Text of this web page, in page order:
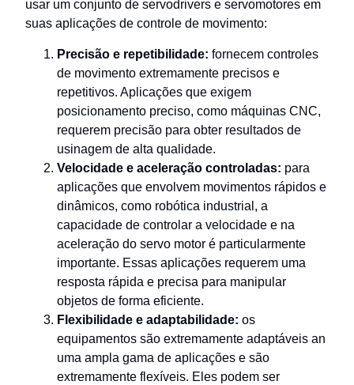
usar um conjunto de servodrivers e servomotores em
suas aplicações de controle de movimento:
Precisão e repetibilidade: fornecem controles
de movimento extremamente precisos e
repetitivos. Aplicações que exigem
posicionamento preciso, como máquinas CNC,
requerem precisão para obter resultados de
usinagem de alta qualidade.
Velocidade e aceleração controladas: para
aplicações que envolvem movimentos rápidos e
dinâmicos, como robótica industrial, a
capacidade de controlar a velocidade e na
aceleração do servo motor é particularmente
importante. Essas aplicações requerem uma
resposta rápida e precisa para manipular
objetos de forma eficiente.
Flexibilidade e adaptabilidade: os
equipamentos são extremamente adaptáveis an
uma ampla gama de aplicações e são
extremamente flexíveis. Eles podem ser